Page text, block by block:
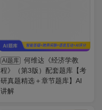
AI题库
何维达《经济学教
程》（第3版）配套题库【考
研真题精选＋章节题库】AI
讲解